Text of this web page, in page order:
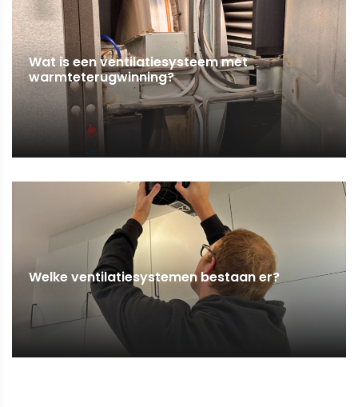
Wat is een ventilatiesysteem met
warmteterugwinning?
Welke ventilatiesystemen bestaan er?